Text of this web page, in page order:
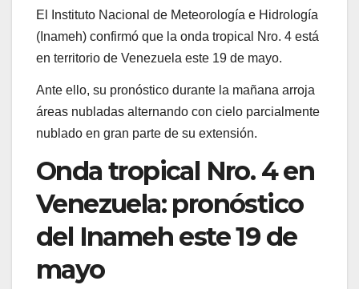
El Instituto Nacional de Meteorología e Hidrología
(Inameh) confirmó que la onda tropical Nro. 4 está
en territorio de Venezuela este 19 de mayo.
Ante ello, su pronóstico durante la mañana arroja
áreas nubladas alternando con cielo parcialmente
nublado en gran parte de su extensión.
Onda tropical Nro. 4 en
Venezuela: pronóstico
del Inameh este 19 de
mayo